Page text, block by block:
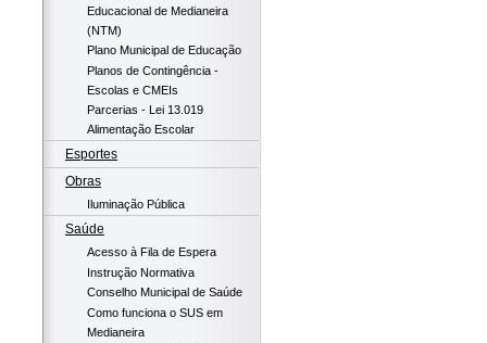
Educacional de Medianeira
(NTM)
Plano Municipal de Educação
Planos de Contingência -
Escolas e CMEIs
Parcerias - Lei 13.019
Alimentação Escolar
Esportes
Obras
Iluminação Pública
Saúde
Acesso à Fila de Espera
Instrução Normativa
Conselho Municipal de Saúde
Como funciona o SUS em
Medianeira